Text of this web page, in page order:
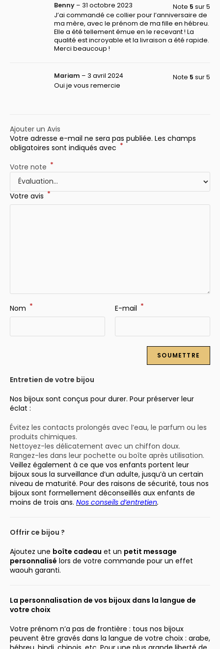
Note 5 sur 5
Benny – 31 octobre 2023
J’ai commandé ce collier pour l’anniversaire de
ma mère, avec le prénom de ma fille en hébreu.
Elle a été tellement émue en le recevant ! La
qualité est incroyable et la livraison a été rapide.
Merci beaucoup !
Note 5 sur 5
Mariam – 3 avril 2024
Oui je vous remercie
Ajouter un Avis
Votre adresse e-mail ne sera pas publiée. Les champs
obligatoires sont indiqués avec *
Votre note *
Votre avis *
Nom * E-mail *
Entretien de votre bijou
Nos bijoux sont conçus pour durer. Pour préserver leur
éclat :
Évitez les contacts prolongés avec l’eau, le parfum ou les
produits chimiques.
Nettoyez-les délicatement avec un chiffon doux.
Rangez-les dans leur pochette ou boîte après utilisation.
Veillez également à ce que vos enfants portent leur
bijoux sous la surveillance d’un adulte, jusqu’à un certain
niveau de maturité. Pour des raisons de sécurité, tous nos
bijoux sont formellement déconseillés aux enfants de
moins de trois ans. Nos conseils d’entretien.
Offrir ce bijou ?
Ajoutez une boîte cadeau et un petit message
personnalisé lors de votre commande pour un effet
waouh garanti.
La personnalisation de vos bijoux dans la langue de
votre choix
Votre prénom n’a pas de frontière : tous nos bijoux
peuvent être gravés dans la langue de votre choix : arabe,